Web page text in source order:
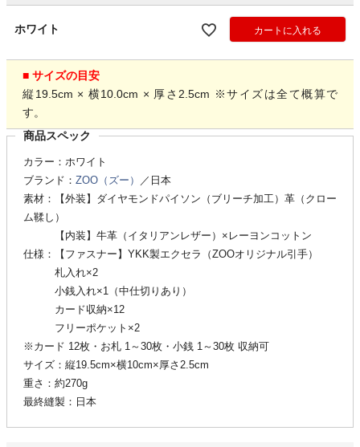
ホワイト カートに入れる
■ サイズの目安
縦19.5cm × 横10.0cm × 厚さ2.5cm ※サイズは全て概算で
す。
商品スペック
カラー：ホワイト
ブランド： ZOO（ズー）
／日本
素材：【外装】ダイヤモンドパイソン（ブリーチ加工）革（クロー
ム鞣し）
【内装】牛革（イタリアンレザー）×レーヨンコットン
仕様：【ファスナー】YKK製エクセラ（ZOOオリジナル引手）
札入れ×2
小銭入れ×1（中仕切りあり）
カード収納×12
フリーポケット×2
※カード 12枚・お札 1～30枚・小銭 1～30枚 収納可
サイズ：縦19.5cm×横10cm×厚さ2.5cm
重さ：約270g
最終縫製：日本